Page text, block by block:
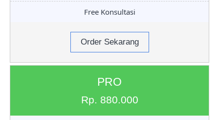
Free Konsultasi
Order Sekarang
PRO
Rp. 880.000